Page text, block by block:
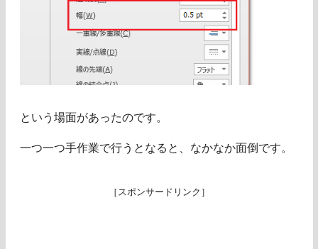
という場面があったのです。
一つ一つ手作業で行うとなると、なかなか面倒です。
［スポンサードリンク］